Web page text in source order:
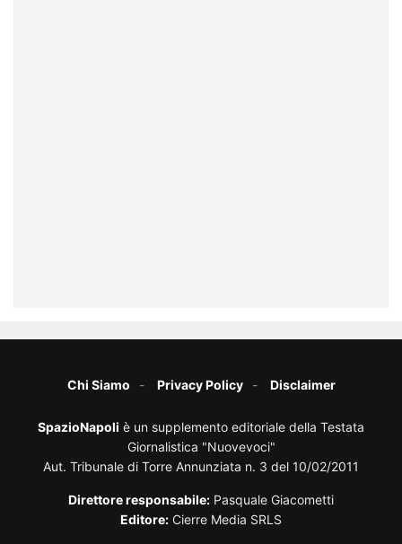
Chi Siamo Privacy Policy Disclaimer
SpazioNapoli è un supplemento editoriale della Testata
Giornalistica "Nuovevoci"
Aut. Tribunale di Torre Annunziata n. 3 del 10/02/2011
Direttore responsabile: Pasquale Giacometti
Editore: Cierre Media SRLS